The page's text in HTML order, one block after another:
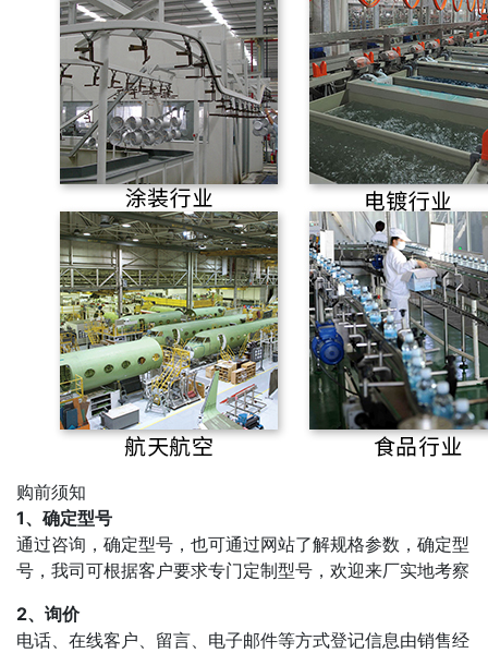
购前须知
1、确定型号
通过咨询，确定型号，也可通过网站了解规格参数，确定型
号，我司可根据客户要求专门定制型号，欢迎来厂实地考察
2、询价
电话、在线客户、留言、电子邮件等方式登记信息由销售经